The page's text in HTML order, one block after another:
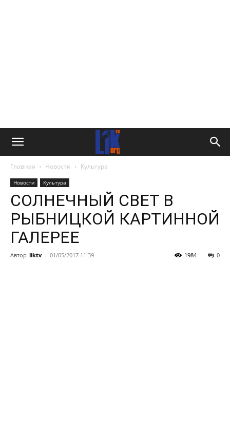
Главная Новости Культура
Новости Культура
СОЛНЕЧНЫЙ СВЕТ В
РЫБНИЦКОЙ КАРТИННОЙ
ГАЛЕРЕЕ
Автор liktv - 01/05/2017 11:39 0
1984